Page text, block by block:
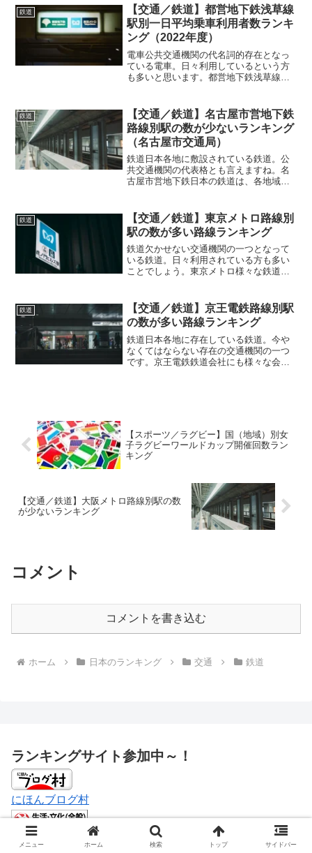
もこうした鉄道を利用している方も多い
ことでしょう。それだけ鉄道...
鉄道
【交通／鉄道】都営地下鉄浅草線
駅別一日平均乗車利用者数ランキ
ング（2022年度）
電車公共交通機関の代名詞的存在となっ
ている電車。日々利用しているという方
も多いと思います。都営地下鉄浅草線日
て運営している母体も様々。私鉄と呼ば
れる鉄道をメインとしてい...
鉄道
【交通／鉄道】名古屋市営地下鉄
路線別駅の数が少ないランキング
（名古屋市交通局）
鉄道日本各地に敷設されている鉄道。公
共交通機関の代表格とも言えますね。名
古屋市営地下鉄日本の鉄道は、各地域ご
域ごとの鉄道会社となっていますから
ね。名古屋地方でもそうし...
鉄道
【交通／鉄道】東京メトロ路線別
駅の数が多い路線ランキング
鉄道欠かせない交通機関の一つとなって
いる鉄道。日々利用されている方も多い
ことでしょう。東京メトロ様々な鉄道が
規模も様々。地域性が出る業種でもあ
り、地域ごとに鉄道会社があ...
鉄道
【交通／鉄道】京王電鉄路線別駅
の数が多い路線ランキング
鉄道日本各地に存在している鉄道。今や
なくてはならない存在の交通機関の一つ
です。京王電鉄鉄道会社にも様々な会社
【スポーツ／ラグビー】国（地域）別女
子ラグビーワールドカップ開催回数ラン
キング
【交通／鉄道】大阪メトロ路線別駅の数
が少ないランキング
コメント
コメントを書き込む
ホーム 日本のランキング 交通 鉄道
ランキングサイト参加中～！
にほんブログ村
全般ランキング
メニュー ホーム 検索 トップ サイドバー